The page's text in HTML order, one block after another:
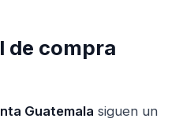
de compra
Guatemala siguen un